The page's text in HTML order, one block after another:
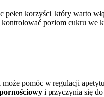
pełen korzyści, który warto
poziom cukru
pomóc w regulacji
i przyczynia się